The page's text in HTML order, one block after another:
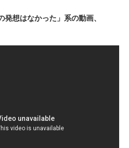
想はなかった」系の動画、